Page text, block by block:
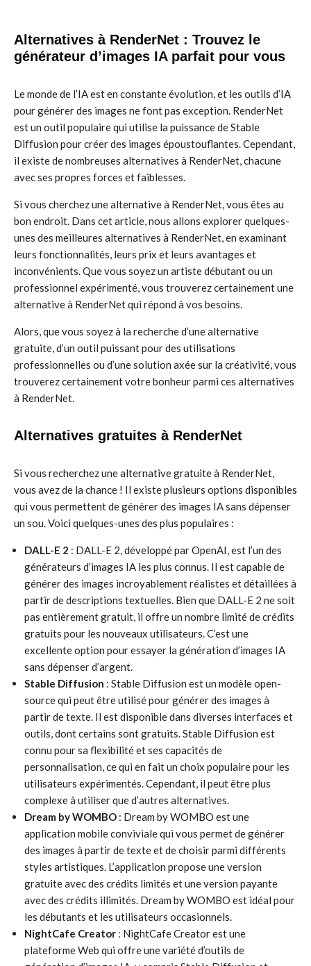
Alternatives à RenderNet : Trouvez le
générateur d’images IA parfait pour vous
Le monde de l’IA est en constante évolution, et les outils d’IA
pour générer des images ne font pas exception. RenderNet
est un outil populaire qui utilise la puissance de Stable
Diffusion pour créer des images époustouflantes. Cependant,
il existe de nombreuses alternatives à RenderNet, chacune
avec ses propres forces et faiblesses.
Si vous cherchez une alternative à RenderNet, vous êtes au
bon endroit. Dans cet article, nous allons explorer quelques-
unes des meilleures alternatives à RenderNet, en examinant
leurs fonctionnalités, leurs prix et leurs avantages et
inconvénients. Que vous soyez un artiste débutant ou un
professionnel expérimenté, vous trouverez certainement une
alternative à RenderNet qui répond à vos besoins.
Alors, que vous soyez à la recherche d’une alternative
gratuite, d’un outil puissant pour des utilisations
professionnelles ou d’une solution axée sur la créativité, vous
trouverez certainement votre bonheur parmi ces alternatives
à RenderNet.
Alternatives gratuites à RenderNet
Si vous recherchez une alternative gratuite à RenderNet,
vous avez de la chance ! Il existe plusieurs options disponibles
qui vous permettent de générer des images IA sans dépenser
un sou. Voici quelques-unes des plus populaires :
DALL-E 2 : DALL-E 2, développé par OpenAI, est l’un des
générateurs d’images IA les plus connus. Il est capable de
générer des images incroyablement réalistes et détaillées à
partir de descriptions textuelles. Bien que DALL-E 2 ne soit
pas entièrement gratuit, il offre un nombre limité de crédits
gratuits pour les nouveaux utilisateurs. C’est une
excellente option pour essayer la génération d’images IA
sans dépenser d’argent.
Stable Diffusion : Stable Diffusion est un modèle open-
source qui peut être utilisé pour générer des images à
partir de texte. Il est disponible dans diverses interfaces et
outils, dont certains sont gratuits. Stable Diffusion est
connu pour sa flexibilité et ses capacités de
personnalisation, ce qui en fait un choix populaire pour les
utilisateurs expérimentés. Cependant, il peut être plus
complexe à utiliser que d’autres alternatives.
Dream by WOMBO : Dream by WOMBO est une
application mobile conviviale qui vous permet de générer
des images à partir de texte et de choisir parmi différents
styles artistiques. L’application propose une version
gratuite avec des crédits limités et une version payante
avec des crédits illimités. Dream by WOMBO est idéal pour
les débutants et les utilisateurs occasionnels.
NightCafe Creator : NightCafe Creator est une
plateforme Web qui offre une variété d’outils de